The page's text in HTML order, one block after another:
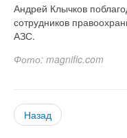
Андрей Клычков
сотрудников
АЗС.
Фото: magnific.com
Назад